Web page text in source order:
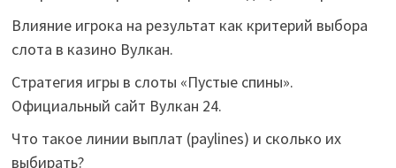
Влияние игрока на результат как критерий выбора
слота в казино Вулкан.
Стратегия игры в слоты «Пустые спины».
Официальный сайт Вулкан 24.
Что такое линии выплат (paylines) и сколько их
выбирать?